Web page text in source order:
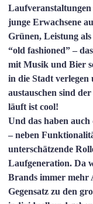
junge Erwachsene
Grünen, Leistung
“old fashioned” –
mit Musik und Bier
in die Stadt verlegen
austauschen sind
läuft ist cool!
Und das haben
– neben
unterschätzende
Laufgeneration. Da
Brands immer mehr
Gegensatz zu den